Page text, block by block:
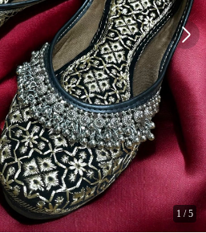
1 /5